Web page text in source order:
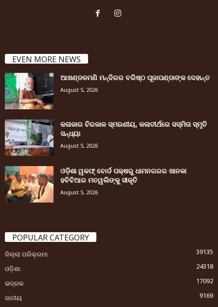
EVEN MORE NEWS
ଆଖଣ୍ଡଳମଣି ମନ୍ଦିରର ବରିଷ୍ଠ ପୂଜାପଣ୍ଡାଙ୍କ ଦେହାନ୍ତ
August 5, 2026
କଳାକାର ଚିରକାଳ ସ୍ମରଣୀୟ, କଳାତୀର୍ଥରେ ସସ୍ମିତା ସ୍ମୃତି
ସନ୍ଧ୍ୟା
August 5, 2026
ଓଡ଼ିଶା ୱକଫ୍ ବୋର୍ଡ ପକ୍ଷରୁ ଧାମନଗରର ଖାନକା
ହବିବିଆର ମତୱଲିଙ୍କୁ ସୀକୃତି
August 5, 2026
POPULAR CATEGORY
ଜିଲ୍ଲା ପରିକ୍ରମା
39135
ଓଡ଼ିଶା
24318
ଭଦ୍ରକ
17092
ଜାତୀୟ
9169